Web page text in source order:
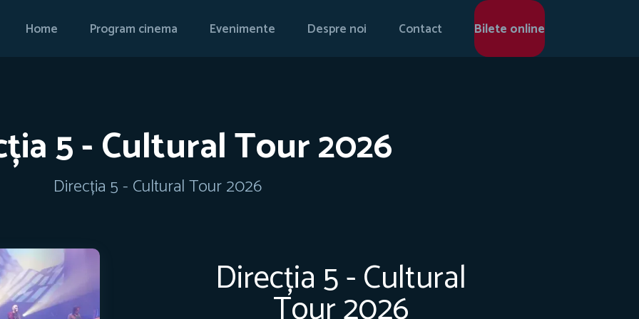
Home Program cinema Evenimente Despre noi Contact Bilete online
5 - Cultural Tour 2026
Direcția 5 - Cultural Tour 2026
Direcția 5 - Cultural